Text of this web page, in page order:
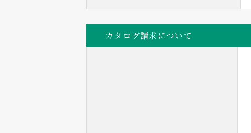
カタログ請求について